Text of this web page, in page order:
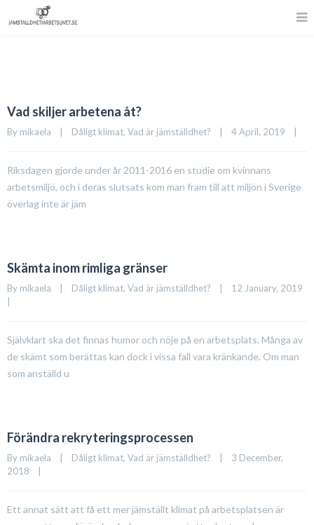
Vad skiljer arbetena åt?
By mikaela Dåligt klimat, Vad är jämställdhet? 4 April, 2019
Riksdagen gjorde under år 2011-2016 en studie om kvinnans
arbetsmiljö, och i deras slutsats kom man fram till att miljön i Sverige
överlag inte är jäm
Skämta inom rimliga gränser
By mikaela Dåligt klimat, Vad är jämställdhet?
Självklart ska det finnas humor och nöje på en arbetsplats. Många av
de skämt som berättas kan dock i vissa fall vara kränkande. Om man
som anställd u
Förändra rekryteringsprocessen
By mikaela Dåligt klimat, Vad är jämställdhet?
3 December,
2018
Ett annat sätt att få ett mer jämställt klimat på arbetsplatsen är